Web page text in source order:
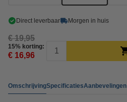
Direct leverbaar Morgen in huis
€ 19,95
15% korting:
€ 16,96
OmschrijvingSpecificatiesAanbevelingen